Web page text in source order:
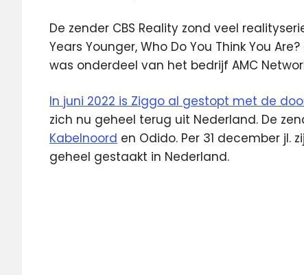
De zender CBS Reality zond veel
Years Younger, Who Do You Think You
was onderdeel van het bedrijf AMC
In juni 2022 is Ziggo al gestopt met de
zich nu geheel terug uit Nederland. De
Kabelnoord en Odido. Per 31 december jl.
geheel gestaakt in Nederland.